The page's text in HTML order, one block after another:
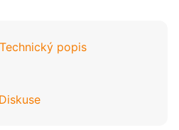
Technický popis
Diskuse